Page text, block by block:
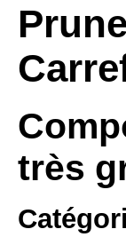
très